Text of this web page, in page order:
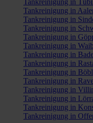
Tankreinigung in
Tankreinigung in
Tankreinigung in
Tankreinigung in
Tankreinigung in
Tankreinigung in
Tankreinigung in
Tankreinigung in
Tankreinigung in
Tankreinigung in
Tankreinigung in
Tankreinigung in
Tankreinigung in